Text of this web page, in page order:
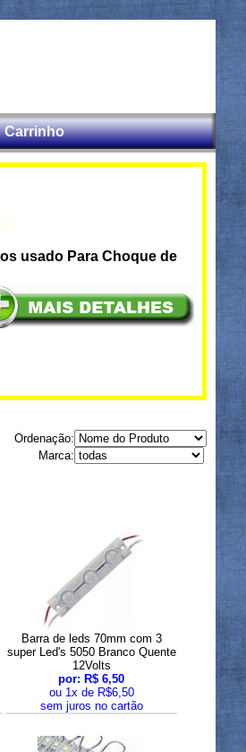
Carrinho
usado Para Choque de
Ordenação:
Marca:
Barra de leds 70mm com 3
super Led's 5050 Branco Quente
12Volts
por: R$ 6,50
ou 1x de R$6,50
sem juros no cartão